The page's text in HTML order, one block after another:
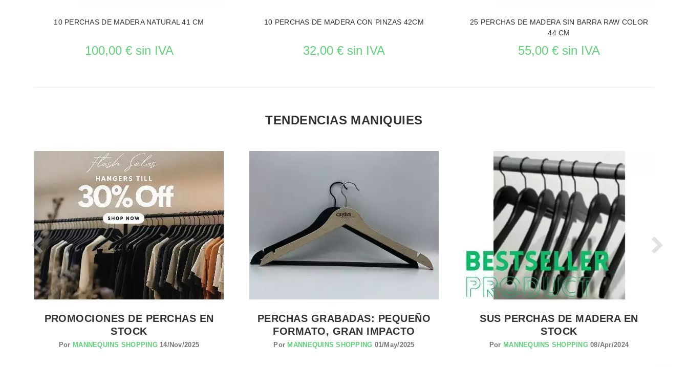
10 PERCHAS DE MADERA NATURAL 41 CM
100,00 € sin IVA
VER EL PRODUCTO PERCHAS PARA TIENDAS
10 PERCHAS DE MADERA CON PINZAS 42CM
32,00 € sin IVA
25 PERCHAS DE MADERA SIN BARRA RAW COLOR
44 CM
55,00 € sin IVA
VER EL PRODUCTO PERCHAS PARA TIENDAS
TENDENCIAS MANIQUIES
PROMOCIONES DE PERCHAS EN
STOCK
Por MANNEQUINS SHOPPING14/Nov/2025
PERCHAS GRABADAS: PEQUEÑO
FORMATO, GRAN IMPACTO
Por MANNEQUINS SHOPPING 01/May/2025
SUS PERCHAS DE MADERA EN
STOCK
Por MANNEQUINS SHOPPING08/Apr/2024